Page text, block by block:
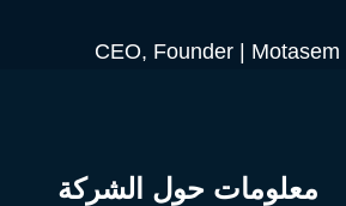
CEO, Founder | Motasem
معلومات حول الشركة